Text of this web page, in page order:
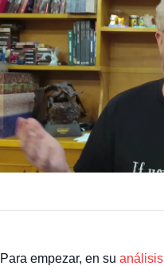
Para empezar, en su análisis